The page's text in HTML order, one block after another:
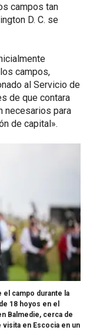
campos tan
D. C. se
campos,
al Servicio de
de que contara
necesarios para
de capital».
campo durante la
18 hoyos en el
Balmedie, cerca de
en Escocia en un